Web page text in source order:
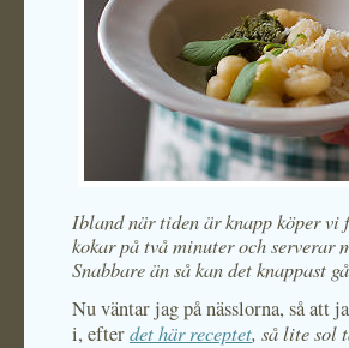
Ibland när tiden är knapp köper
kokar på två minuter och serverar
Snabbare än så kan det knappast
Nu väntar jag på nässlorna, så att
i, efterdet här receptet, så lite sol